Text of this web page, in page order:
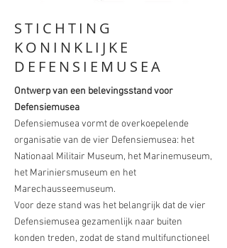
STICHTING
KONINKLIJKE
DEFENSIEMUSEA
Ontwerp van een belevingsstand voor
Defensiemusea
Defensiemusea vormt de overkoepelende
organisatie van de vier Defensiemusea: het
Nationaal Militair Museum, het Marinemuseum,
het Mariniersmuseum en het
Marechausseemuseum.
Voor deze stand was het belangrijk dat de vier
Defensiemusea gezamenlijk naar buiten
konden treden, zodat de stand multifunctioneel